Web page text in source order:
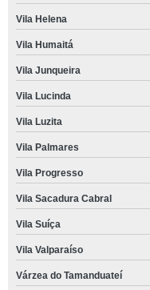
Vila Helena
Vila Humaitá
Vila Junqueira
Vila Lucinda
Vila Luzita
Vila Palmares
Vila Progresso
Vila Sacadura Cabral
Vila Suíça
Vila Valparaíso
Várzea do Tamanduateí